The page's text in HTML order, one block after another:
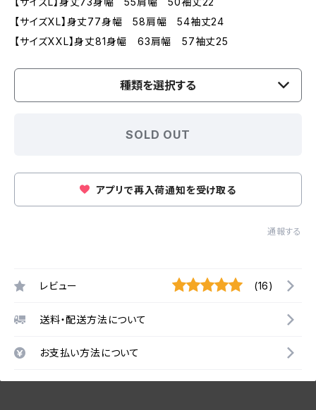
【サイズXL】身丈77身幅 58肩幅 54袖丈24
【サイズXXL】身丈81身幅 63肩幅 57袖丈25
種類を選択する
SOLD OUT
アプリで再入荷通知を受け取る
通報する
レビュー (16)
送料・配送方法について
お支払い方法について